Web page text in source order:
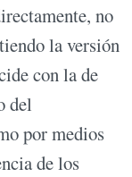
no
la versión
con la de
del
por medios
de los